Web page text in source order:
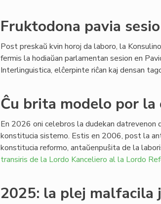
Fruktodona pavia
Post preskaŭ kvin horoj da laboro, la
fermis la hodiaŭan parlamentan sesion en
Interlinguistica, elĉerpinte riĉan kaj densan
Ĉu brita modelo por
En 2026 oni celebros la dudekan datrevenon
konstitucia sistemo. Estis en 2006, post la
konstitucia reformo, antaŭenpuŝita de la
transiris de la Lordo Kanceliero al la Lordo
2025: la plej malfacila